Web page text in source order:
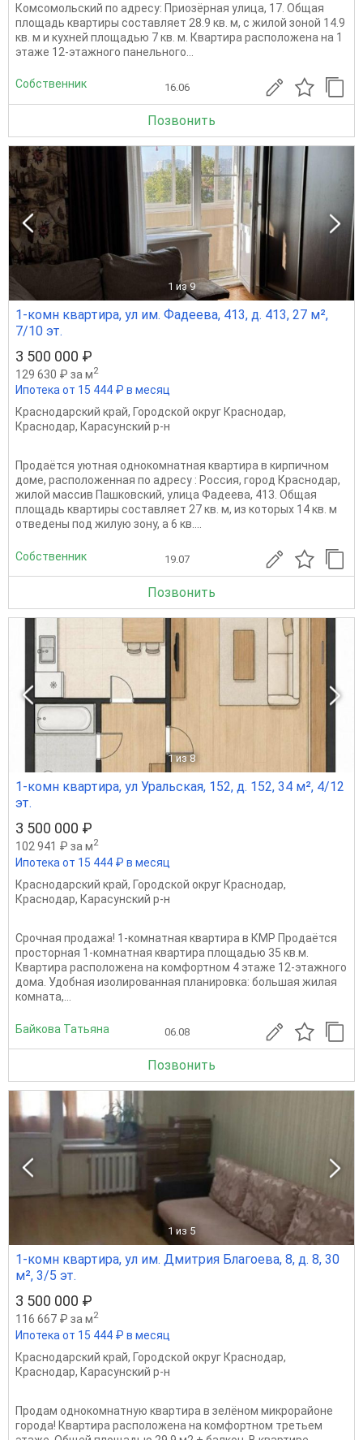
Комсомольский по адресу: Приозёрная улица, 17. Общая
площадь квартиры составляет 28.9 кв. м, с жилой зоной 14.9
кв. м и кухней площадью 7 кв. м. Квартира расположена на 1
этаже 12-этажного панельного...
Собственник 16.06
Позвонить
1 из 9
1-комн квартира, ул им. Фадеева, 413, д. 413, 27 м²,
7/10 эт.
3 500 000 ₽
129 630 ₽ за м2
Ипотека от 15 444 ₽ в месяц
Краснодарский край, Городской округ Краснодар,
Краснодар, Карасунский р-н
Продаётся уютная однокомнатная квартира в кирпичном
доме, расположенная по адресу : Россия, город Краснодар,
жилой массив Пашковский, улица Фадеева, 413. Общая
площадь квартиры составляет 27 кв. м, из которых 14 кв. м
отведены под жилую зону, а 6 кв....
Собственник 19.07
Позвонить
1 из 8
1-комн квартира, ул Уральская, 152, д. 152, 34 м², 4/12
эт.
3 500 000 ₽
102 941 ₽ за м2
Ипотека от 15 444 ₽ в месяц
Краснодарский край, Городской округ Краснодар,
Краснодар, Карасунский р-н
Срочная продажа! 1-комнатная квартира в КМР Продаётся
просторная 1-комнатная квартира площадью 35 кв.м.
Квартира расположена на комфортном 4 этаже 12-этажного
дома. Удобная изолированная планировка: большая жилая
комната,...
Байкова Татьяна 06.08
Позвонить
1 из 5
1-комн квартира, ул им. Дмитрия Благоева, 8, д. 8, 30
м², 3/5 эт.
3 500 000 ₽
116 667 ₽ за м2
Ипотека от 15 444 ₽ в месяц
Краснодарский край, Городской округ Краснодар,
Краснодар, Карасунский р-н
Пpoдaм однокомнатную квapтиpа в зелёном микрoрaйоне
города! Квартира расположена на комфортном третьем